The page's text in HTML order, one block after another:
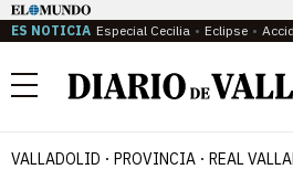
ES NOTICIA Especial Cecilia Eclipse
Menú
VALLADOLID PROVINCIA REAL